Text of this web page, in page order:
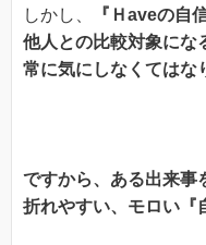
しかし、
『Ｈaveの自
他人との比較対象にな
常に気にしなくてはな
ですから、ある出来事
折れやすい、モロい『